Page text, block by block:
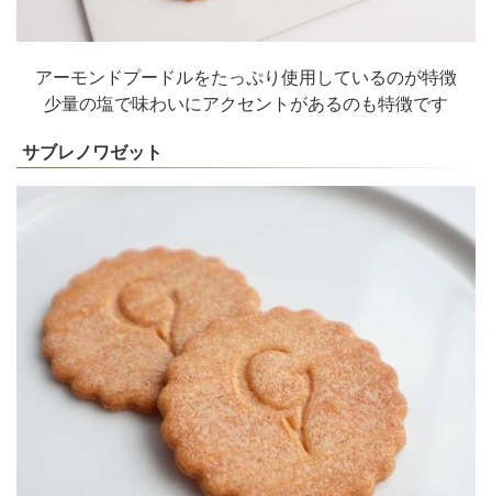
アーモンドプードルをたっぷり使用しているのが特徴
少量の塩で味わいにアクセントがあるのも特徴です
サブレノワゼット